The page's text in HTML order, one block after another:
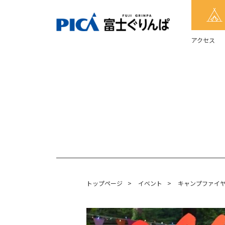
アクセス
トップページ > イベント > キャンプファイ